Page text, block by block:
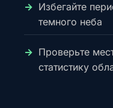
Избегайте
темного неба
Проверьте
статистику